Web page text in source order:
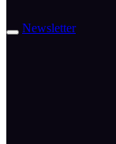
Newsletter